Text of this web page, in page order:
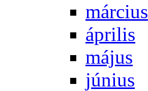
már­ci­us
áp­ri­lis
má­jus
jú­ni­us